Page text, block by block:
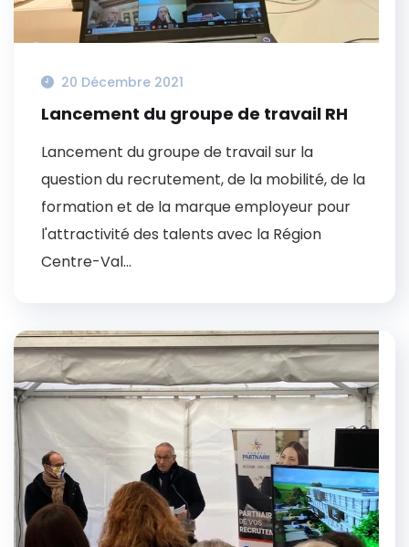
20 Décembre 2021
Lancement du groupe de travail RH
Lancement du groupe de travail sur la
question du recrutement, de la mobilité, de la
formation et de la marque employeur pour
l'attractivité des talents avec la Région
Centre-Val...